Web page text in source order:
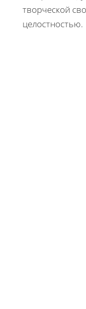
творческой
целостностью.